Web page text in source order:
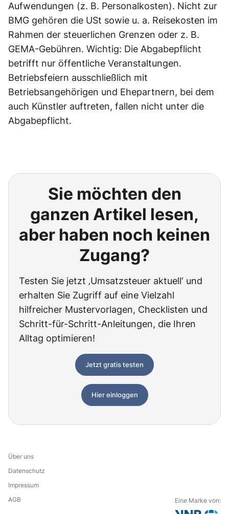
Aufwendungen (z. B. Personalkosten). Nicht zur
BMG gehören die USt sowie u. a. Reisekosten im
Rahmen der steuerlichen Grenzen oder z. B.
GEMA-Gebühren. Wichtig: Die Abgabepflicht
betrifft nur öffentliche Veranstaltungen.
Betriebsfeiern ausschließlich mit
Betriebsangehörigen und Ehepartnern, bei dem
auch Künstler auftreten, fallen nicht unter die
Abgabepflicht.
Sie möchten den
ganzen Artikel lesen,
aber haben noch keinen
Zugang?
Testen Sie jetzt ‚Umsatzsteuer aktuell‘ und
erhalten Sie Zugriff auf eine Vielzahl
hilfreicher Mustervorlagen, Checklisten und
Schritt-für-Schritt-Anleitungen, die Ihren
Alltag optimieren!
Jetzt gratis testen
Hier einloggen
Über uns
Datenschutz
Impressum
AGB
Eine Marke von: